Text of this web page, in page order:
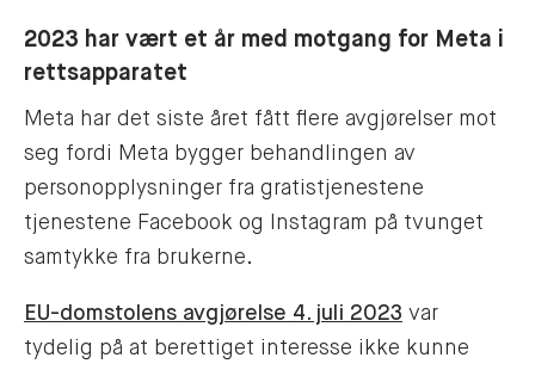
2023 har vært et år med motgang for Meta i
rettsapparatet
Meta har det siste året fått flere avgjørelser mot
seg fordi Meta bygger behandlingen av
personopplysninger fra gratistjenestene
tjenestene Facebook og Instagram på tvunget
samtykke fra brukerne.
EU-domstolens avgjørelse 4. juli 2023 var
tydelig på at berettiget interesse ikke kunne